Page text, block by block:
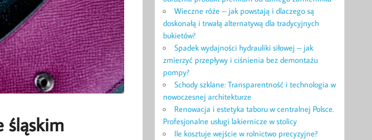
śląskim
Wieczne róże – jak powstają i dlaczego są
doskonałą i trwałą alternatywą dla tradycyjnych
bukietów?
Spadek wydajności hydrauliki siłowej – jak
zmierzyć przepływy i ciśnienia bez demontażu
pompy?
Schody szklane: Transparentność i technologia w
nowoczesnej architekturze
Renowacja i estetyka taboru w centralnej Polsce.
Profesjonalne usługi lakiernicze w stolicy
Ile kosztuje wejście w rolnictwo precyzyjne?